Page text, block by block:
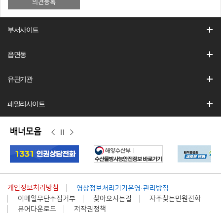
부서사이트
읍면동
유관기관
패밀리사이트
배너모음
이
전
정
지
다
음
개인정보처리방침
영상정보처리기기운영·관리방침
이메일무단수집거부
찾아오시는길
자주찾는민원전화
뷰어다운로드
저작권정책